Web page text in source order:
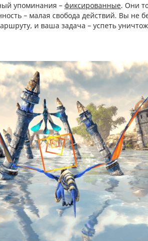
упоминания – фиксированные. Они
– малая свобода действий. Вы не
и ваша задача – успеть